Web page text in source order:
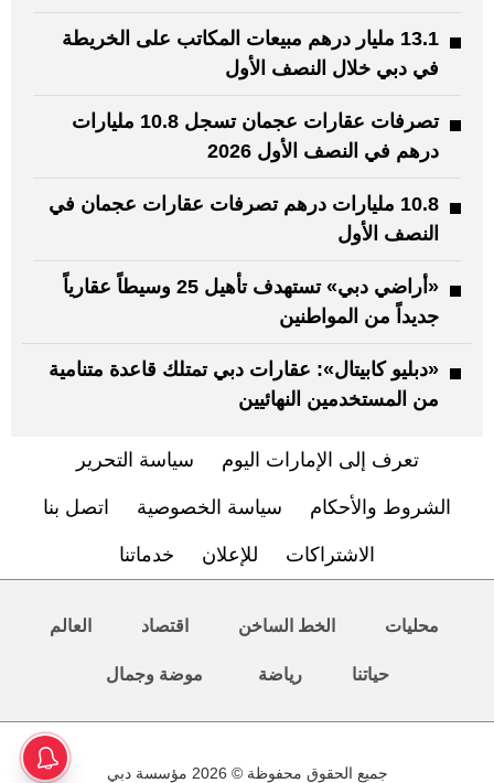
13.1 مليار درهم مبيعات المكاتب على الخريطة
في دبي خلال النصف الأول
تصرفات عقارات عجمان تسجل 10.8 مليارات
درهم في النصف الأول 2026
10.8 مليارات درهم تصرفات عقارات عجمان في
النصف الأول
«أراضي دبي» تستهدف تأهيل 25 وسيطاً عقارياً
جديداً من المواطنين
«دبليو كابيتال»: عقارات دبي تمتلك قاعدة متنامية
من المستخدمين النهائيين
تعرف إلى الإمارات اليوم سياسة التحرير
الشروط والأحكام سياسة الخصوصية اتصل بنا
الاشتراكات للإعلان خدماتنا
محليات الخط الساخن اقتصاد العالم
حياتنا رياضة موضة وجمال
جميع الحقوق محفوظة © 2026 مؤسسة دبي